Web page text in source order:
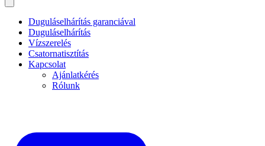
Duguláselhárítás garanciával
Duguláselhárítás
Vízszerelés
Csatornatisztítás
Kapcsolat
Ajánlatkérés
Rólunk